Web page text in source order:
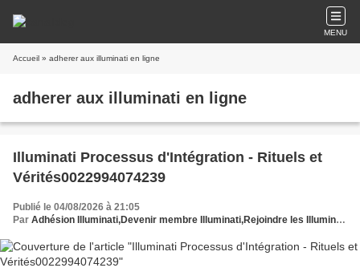
MENU
Accueil » adherer aux illuminati en ligne
adherer aux illuminati en ligne
Illuminati Processus d'Intégration - Rituels et
Vérités0022994074239
Publié le 04/08/2026 à 21:05
Par Adhésion Illuminati,Devenir membre Illuminati,Rejoindre les Illuminati,Comment intégrer les Illuminati,Processus adhésion Illuminati